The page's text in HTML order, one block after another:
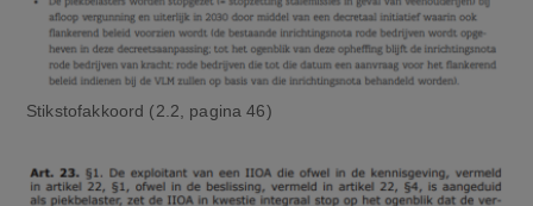
Stikstofakkoord (2.2, pagina 46)